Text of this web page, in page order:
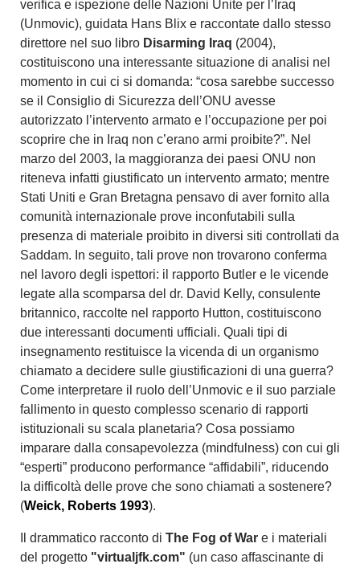
verifica e ispezione delle Nazioni Unite per l’Iraq
(Unmovic), guidata Hans Blix e raccontate dallo stesso
direttore nel suo libro Disarming Iraq (2004),
costituiscono una interessante situazione di analisi nel
momento in cui ci si domanda: “cosa sarebbe successo
se il Consiglio di Sicurezza dell’ONU avesse
autorizzato l’intervento armato e l’occupazione per poi
scoprire che in Iraq non c’erano armi proibite?”. Nel
marzo del 2003, la maggioranza dei paesi ONU non
riteneva infatti giustificato un intervento armato; mentre
Stati Uniti e Gran Bretagna pensavo di aver fornito alla
comunità internazionale prove inconfutabili sulla
presenza di materiale proibito in diversi siti controllati da
Saddam. In seguito, tali prove non trovarono conferma
nel lavoro degli ispettori: il rapporto Butler e le vicende
legate alla scomparsa del dr. David Kelly, consulente
britannico, raccolte nel rapporto Hutton, costituiscono
due interessanti documenti ufficiali. Quali tipi di
insegnamento restituisce la vicenda di un organismo
chiamato a decidere sulle giustificazioni di una guerra?
Come interpretare il ruolo dell’Unmovic e il suo parziale
fallimento in questo complesso scenario di rapporti
istituzionali su scala planetaria? Cosa possiamo
imparare dalla consapevolezza (mindfulness) con cui gli
“esperti” producono performance “affidabili”, riducendo
la difficoltà delle prove che sono chiamati a sostenere?
(Weick, Roberts 1993).
Il drammatico racconto di The Fog of Ware i materiali
del progetto "virtualjfk.com" (un caso affascinante di